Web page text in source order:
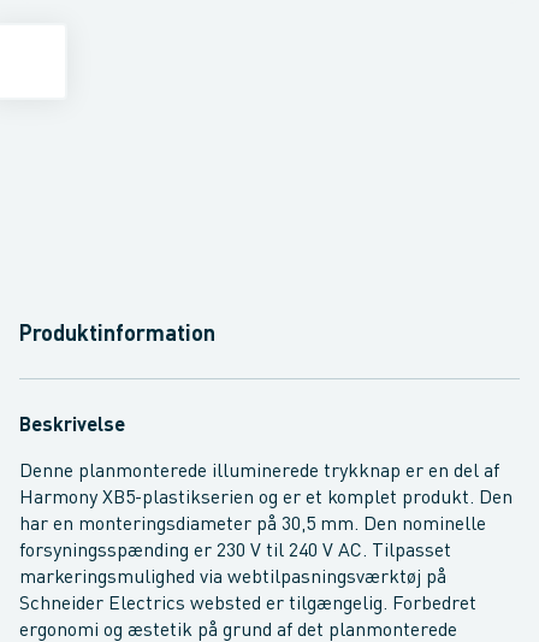
Produktinformation
Beskrivelse
Denne planmonterede illuminerede trykknap er en del af
Harmony XB5-plastikserien og er et komplet produkt. Den
har en monteringsdiameter på 30,5 mm. Den nominelle
forsyningsspænding er 230 V til 240 V AC. Tilpasset
markeringsmulighed via webtilpasningsværktøj på
Schneider Electrics websted er tilgængelig. Forbedret
ergonomi og æstetik på grund af det planmonterede